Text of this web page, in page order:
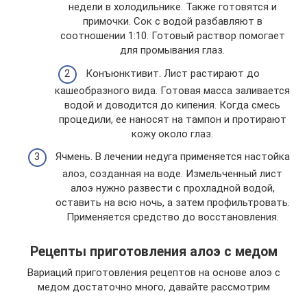
недели в холодильнике. Также готовятся и
примочки. Сок с водой разбавляют в
соотношении 1:10. Готовый раствор помогает
для промывания глаз.
Конъюнктивит. Лист растирают до
кашеобразного вида. Готовая масса заливается
водой и доводится до кипения. Когда смесь
процедили, ее наносят на тампон и протирают
кожу около глаз.
Ячмень. В лечении недуга применяется настойка
алоэ, созданная на воде. Измельченный лист
алоэ нужно развести с прохладной водой,
оставить на всю ночь, а затем профильтровать.
Применяется средство до восстановления.
Рецепты приготовления алоэ с медом
Вариаций приготовления рецептов на основе алоэ с
медом достаточно много, давайте рассмотрим